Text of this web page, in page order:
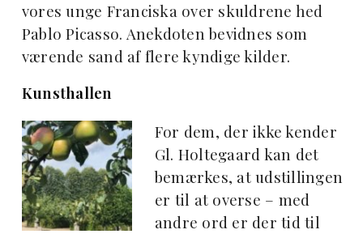
vores unge Franciska over skuldrene hed
Pablo Picasso. Anekdoten bevidnes som
værende sand af flere kyndige kilder.
Kunsthallen
For dem, der ikke kender
Gl. Holtegaard kan det
bemærkes, at udstillingen
er til at overse – med
andre ord er der tid til